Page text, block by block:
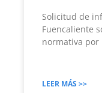
Solicitud de
Fuencaliente
normativa
LEER MÁS >>